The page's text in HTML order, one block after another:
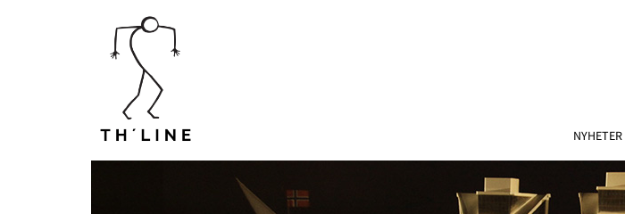
NYHETER